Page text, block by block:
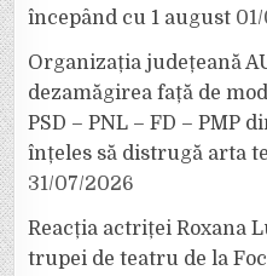
începând cu 1 august
Organizația județeană
dezamăgirea față de
PSD – PNL – FD – PMP
înțeles să distrugă arta
31/07/2026
Reacția actriței Roxana
trupei de teatru de la